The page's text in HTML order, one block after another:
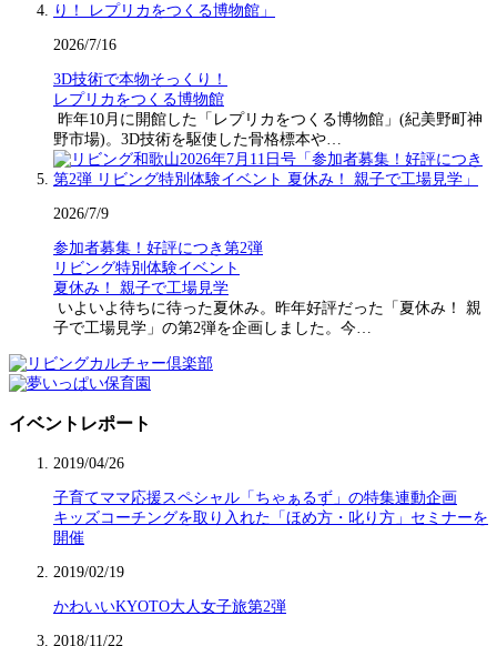
2026/7/16
3D技術で本物そっくり！
レプリカをつくる博物館
昨年10月に開館した「レプリカをつくる博物館」(紀美野町神
野市場)。3D技術を駆使した骨格標本や…
2026/7/9
参加者募集！好評につき第2弾
リビング特別体験イベント
夏休み！ 親子で工場見学
いよいよ待ちに待った夏休み。昨年好評だった「夏休み！ 親
子で工場見学」の第2弾を企画しました。今…
イベントレポート
2019/04/26
子育てママ応援スペシャル「ちゃぁるず」の特集連動企画
キッズコーチングを取り入れた「ほめ方・叱り方」セミナーを
開催
2019/02/19
かわいいKYOTO大人女子旅第2弾
2018/11/22